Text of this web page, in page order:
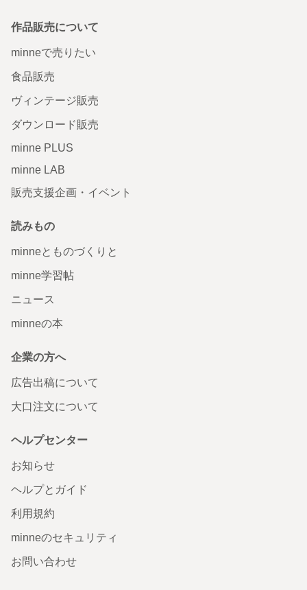
作品販売について
minneで売りたい
食品販売
ヴィンテージ販売
ダウンロード販売
minne PLUS
minne LAB
販売支援企画・イベント
読みもの
minneとものづくりと
minne学習帖
ニュース
minneの本
企業の方へ
広告出稿について
大口注文について
ヘルプセンター
お知らせ
ヘルプとガイド
利用規約
minneのセキュリティ
お問い合わせ